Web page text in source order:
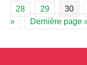
28
29 30
»
Dernière page